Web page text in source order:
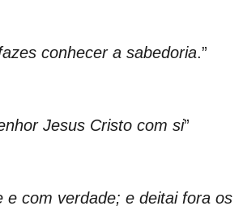
conhecer a sabedoria.”
Jesus Cristo com si”
e com verdade; e deitai fora os